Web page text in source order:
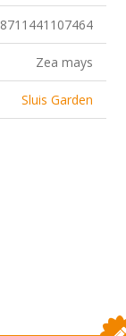
8711441107464
Zea mays
Sluis Garden